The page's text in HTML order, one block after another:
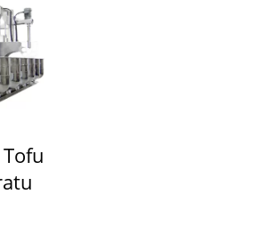
TOFU
TOFU-
TOFU-